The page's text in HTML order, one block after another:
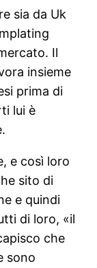
sia da Uk
Il
insieme
prima di
lui è
e così loro
sito di
e quindi
di loro, «il
che
sono